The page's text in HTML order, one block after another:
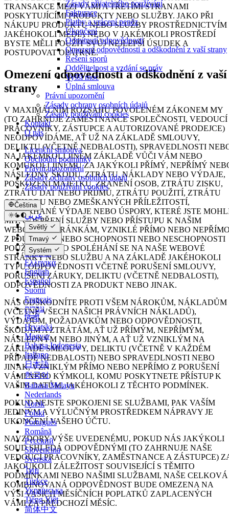
Zásady přijatelného používání
Fakturace
Platby a vrácení peněz
Ukončení
Odmítnutí odpovědnosti
Omezení odpovědnosti a odškodnění z vaší strany
Řešení sporů
Oddělitelnost a vzdání se práv
Vyšší moc
Úplná smlouva
Právní upozornění
Zásady ochrany osobních údajů
Zásady používání cookies
Kontakt
O nás
Licenční smlouva
Obchodní podmínky
Právní upozornění
Zásady ochrany osobních údajů
Zásady používání cookies
Čeština
عربي
Català
Čeština
Dansk
Deutsch
Ελληνικά
English
Español
Suomi
Français
עברית
हिन्दी
Hrvatski
Magyar
Bahasa Indonesia
Italiano
日本語
한국어
Bahasa Melayu
Nederlands
Norsk
Polski
Português
Română
Русский
Slovenčina
Svenska
ไทย
Türkçe
Українська
Tiếng Việt
简体中文
Světlý
Tmavý
Systém
TRANSAKCE MEZI VÁMI A TŘETÍMI STRANAMI
POSKYTUJÍCÍMI PRODUKTY NEBO SLUŽBY. JAKO PŘI
NÁKUPU PRODUKTU NEBO SLUŽBY PROSTŘEDNICTVÍM
JAKÉHOKOLI MÉDIA NEBO V JAKÉMKOLI PROSTŘEDÍ
BYSTE MĚLI POUŽÍT SVŮJ NEJLEPŠÍ ÚSUDEK A
POSTUPOVAT OPATRNĚ.
Omezení odpovědnosti a odškodnění z vaší
strany
V MAXIMÁLNÍM ROZSAHU POVOLENÉM ZÁKONEM MY
(TO ZAHRNUJE ZAMĚSTNANCE SPOLEČNOSTI, VEDOUCÍ
PRACOVNÍKY, ZÁSTUPCE A AUTORIZOVANÉ PRODEJCE)
NEODPOVÍDÁME, AŤ UŽ NA ZÁKLADĚ SMLOUVY,
DELIKTU (VČETNĚ NEDBALOSTI), SPRAVEDLNOSTI
NA JAKÉMKOLI JINÉM ZÁKLADĚ VŮČI VÁM NEBO
KOMUKOLI JINÉMU ZA JAKÝKOLI PŘÍMÝ, NEPŘÍMÝ
NÁSLEDNÝ ŠKODU, ZTRÁTU, NÁKLADY NEBO VÝDAJE,
POŠKOZENÍ MAJETKU, ZRANĚNÍ OSOB, ZTRÁTU ZISKU,
ZTRÁTU DAT NEBO PŘÍJMŮ, ZTRÁTU POUŽITÍ, ZTRÁTU
OBCHODU NEBO ZMEŠKANÝCH PŘÍLEŽITOSTÍ,
PROMRHANÉ VÝDAJE NEBO ÚSPORY, KTERÉ JSTE
MÍT, ODEPŘENÍ SLUŽBY NEBO PŘÍSTUPU K NAŠIM
WEBOVÝM STRÁNKÁM, VZNIKLÉ PŘÍMO NEBO
Z POUŽÍVÁNÍ NEBO SCHOPNOSTI NEBO NESCHOPNOSTI
POUŽÍVAT NEBO SPOLÉHÁNÍ SE NA NAŠE WEBOVÉ
STRÁNKY NEBO SLUŽBU A NA ZÁKLADĚ JAKÉHOKOLI
TYPU ODPOVĚDNOSTI VČETNĚ PORUŠENÍ SMLOUVY,
PORUŠENÍ ZÁRUKY, DELIKTU (VČETNĚ NEDBALOSTI),
ODPOVĚDNOSTI ZA PRODUKT NEBO JINAK.
NÁS ODŠKODNÍTE PROTI VŠEM NÁROKŮM, NÁKLADŮM
(VČETNĚ VŠECH NAŠICH PRÁVNÍCH NÁKLADŮ),
VÝDAJŮM, POŽADAVKŮM NEBO ODPOVĚDNOSTI,
ŠKODÁM A ZTRÁTÁM, AŤ UŽ PŘÍMÝM, NEPŘÍMÝM,
NÁSLEDNÝM NEBO JINÝM, A AŤ UŽ VZNIKLÝM NA
ZÁKLADĚ SMLOUVY, DELIKTU (VČETNĚ V KAŽDÉM
PŘÍPADĚ NEDBALOSTI) NEBO SPRAVEDLNOSTI NEBO
JINAK, VZNIKLÝM PŘÍMO NEBO NEPŘÍMO Z PORUŠENÍ
VÁMI NEBO KÝMKOLI, KOMU POSKYTNETE PŘÍSTUP K
VAŠIM DATŮM, JAKÉHOKOLI Z TĚCHTO PODMÍNEK.
POKUD NEJSTE SPOKOJENI SE SLUŽBAMI, PAK VAŠÍM
JEDINÝM A VÝLUČNÝM PROSTŘEDKEM NÁPRAVY JE
UKONČENÍ VAŠEHO ÚČTU.
NAVZDORY VÝŠE UVEDENÉMU, POKUD NÁS JAKÝKOLI
SOUD SHLEDÁ ODPOVĚDNÝMI (TO ZAHRNUJE NAŠE
VEDOUCÍ PRACOVNÍKY, ZAMĚSTNANCE A ZÁSTUPCE)
JAKOUKOLI ZÁLEŽITOST SOUVISEJÍCÍ S TĚMITO
PODMÍNKAMI NEBO NAŠIMI SLUŽBAMI, NAŠE CELKOVÁ
KOMBINOVANÁ ODPOVĚDNOST BUDE OMEZENA NA
VÝŠI VAŠICH MĚSÍČNÍCH POPLATKŮ ZAPLACENÝCH
VÁMI ZA PŘEDCHOZÍ MĚSÍC.